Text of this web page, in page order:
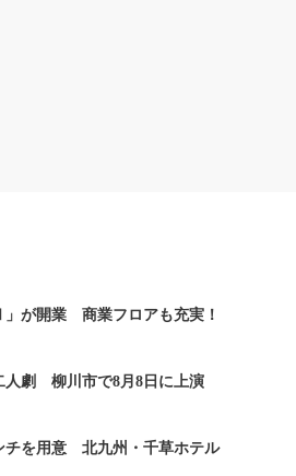
」が開業 商業フロアも充実！
人劇 柳川市で8月8日に上演
チを用意 北九州・千草ホテル